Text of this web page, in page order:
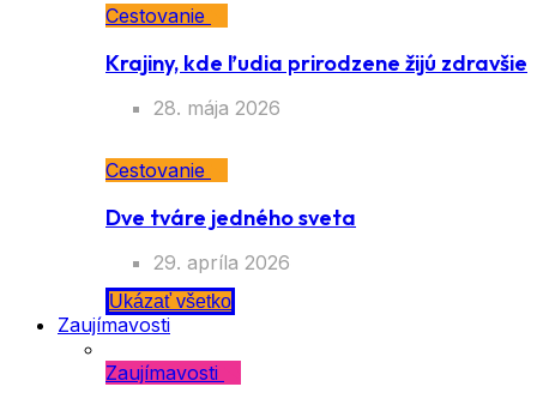
Cestovanie
Krajiny, kde ľudia prirodzene žijú zdravšie
28. mája 2026
Cestovanie
Dve tváre jedného sveta
29. apríla 2026
Ukázať všetko
Zaujímavosti
Zaujímavosti